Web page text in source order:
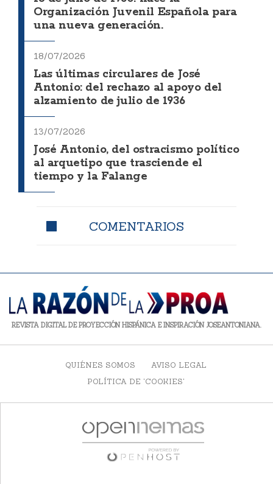
Organización Juvenil Española para
una nueva generación.
18/07/2026
Las últimas circulares de José
Antonio: del rechazo al apoyo del
alzamiento de julio de 1936
13/07/2026
José Antonio, del ostracismo político
al arquetipo que trasciende el
tiempo y la Falange
COMENTARIOS
REVISTA DIGITAL DE PROYECCIÓN HISPÁNICA E INSPIRACIÓN JOSEANTONIANA.
QUIÉNES SOMOS
AVISO LEGAL
POLÍTICA DE 'COOKIES'